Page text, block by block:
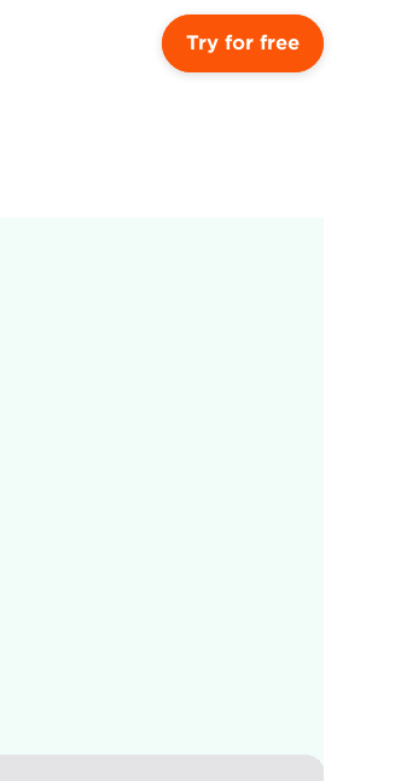
Try for free